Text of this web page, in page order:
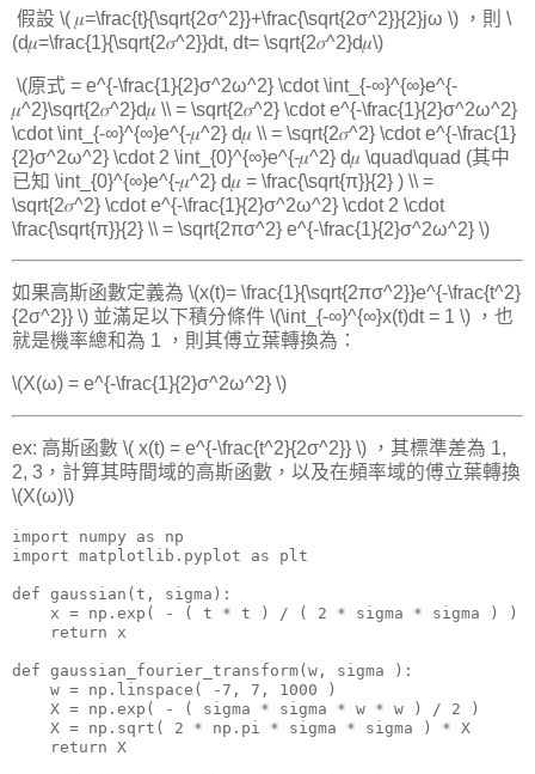
​ 假設 \( 𝜇=\frac{t}{\sqrt{2σ^2}}+\frac{\sqrt{2σ^2}}{2}jω \) ，則 \
(d𝜇=\frac{1}{\sqrt{2𝜎^2}}dt, dt= \sqrt{2𝜎^2}d𝜇\)
​ \(原式 = e^{-\frac{1}{2}σ^2ω^2} \cdot \int_{-∞}^{∞}e^{-
𝜇^2}\sqrt{2𝜎^2}d𝜇 \\ ​ = \sqrt{2𝜎^2} \cdot e^{-\frac{1}{2}σ^2ω^2}
\cdot \int_{-∞}^{∞}e^{-𝜇^2} d𝜇 \\ ​ = \sqrt{2𝜎^2} \cdot e^{-\frac{1}
{2}σ^2ω^2} \cdot 2 \int_{0}^{∞}e^{-𝜇^2} d𝜇 \quad\quad (其中
已知 \int_{0}^{∞}e^{-𝜇^2} d𝜇 = \frac{\sqrt{π}}{2} ) \\ ​ =
\sqrt{2𝜎^2} \cdot e^{-\frac{1}{2}σ^2ω^2} \cdot 2 \cdot
\frac{\sqrt{π}}{2} \\ ​ = \sqrt{2πσ^2} e^{-\frac{1}{2}σ^2ω^2} \)
如果高斯函數定義為 \(x(t)= \frac{1}{\sqrt{2πσ^2}}e^{-\frac{t^2}
{2σ^2}} \) 並滿足以下積分條件 \(\int_{-∞}^{∞}x(t)dt = 1 \) ，也
就是機率總和為 1 ，則其傅立葉轉換為：
\(X(ω) = e^{-\frac{1}{2}σ^2ω^2} \)
ex: 高斯函數 \( x(t) = e^{-\frac{t^2}{2σ^2}} \) ，其標準差為 1,
2, 3，計算其時間域的高斯函數，以及在頻率域的傅立葉轉換
\(X(ω)\)
import numpy as np
import matplotlib.pyplot as plt
def gaussian(t, sigma):
    x = np.exp( - ( t * t ) / ( 2 * sigma * sigma ) )
    return x
def gaussian_fourier_transform(w, sigma ):
    w = np.linspace( -7, 7, 1000 )
    X = np.exp( - ( sigma * sigma * w * w ) / 2 )
    X = np.sqrt( 2 * np.pi * sigma * sigma ) * X
    return X